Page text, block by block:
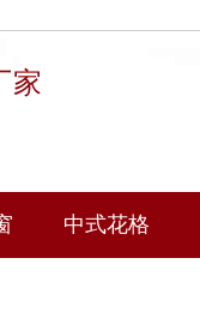
家
中式花格